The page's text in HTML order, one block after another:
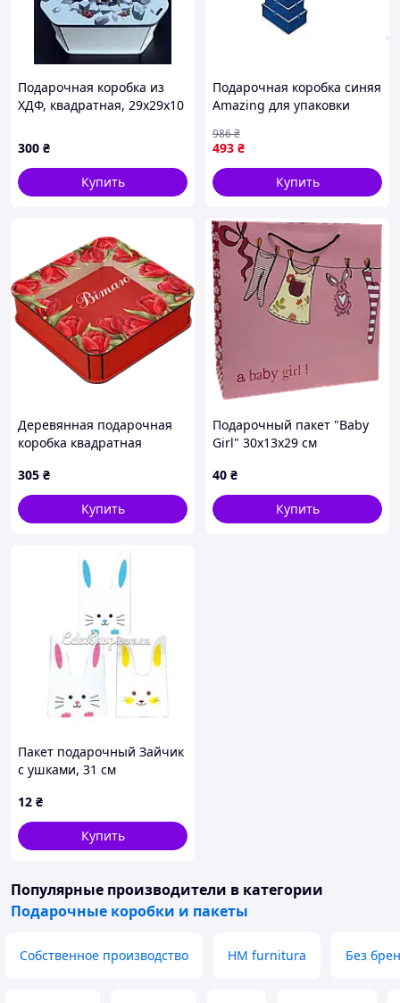
Подарочная коробка из
ХДФ, квадратная, 29х29х10
300 ₴
Купить
Подарочная коробка синяя
Amazing для упаковки
493 ₴
986₴
Купить
Деревянная подарочная
коробка квадратная
305 ₴
Купить
Подарочный пакет "Baby
Girl" 30х13х29 см
40 ₴
Купить
Пакет подарочный Зайчик
с ушками, 31 см
12 ₴
Купить
Популярные производители в категории
Подарочные коробки и пакеты
Собственное производство HM furnitura Без